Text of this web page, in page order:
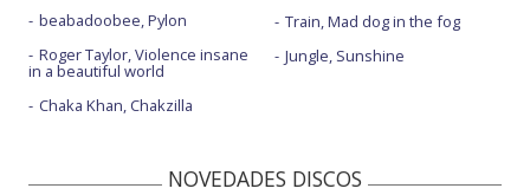
beabadoobee, Pylon
Roger Taylor, Violence insane
in a beautiful world
Chaka Khan, Chakzilla
Train, Mad dog in the fog
Jungle, Sunshine
NOVEDADES DISCOS